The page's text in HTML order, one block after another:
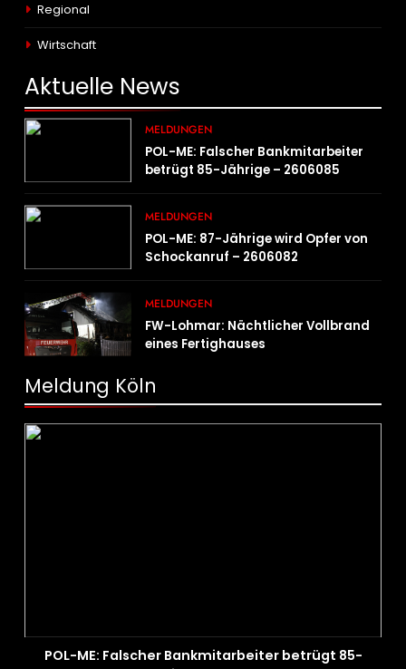
Regional
Wirtschaft
Aktuelle News
MELDUNGEN
POL-ME: Falscher Bankmitarbeiter
betrügt 85-Jährige – 2606085
MELDUNGEN
POL-ME: 87-Jährige wird Opfer von
Schockanruf – 2606082
MELDUNGEN
FW-Lohmar: Nächtlicher Vollbrand
eines Fertighauses
Meldung Köln
POL-ME: Falscher Bankmitarbeiter betrügt 85-